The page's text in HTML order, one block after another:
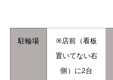
駐輪場
※店前（看板
置いてない右
側）に2台